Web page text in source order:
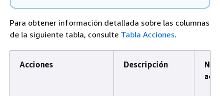
Para obtener información detallada sobre las columnas
de la siguiente tabla, consulte Tabla Acciones.
Acciones Descripción